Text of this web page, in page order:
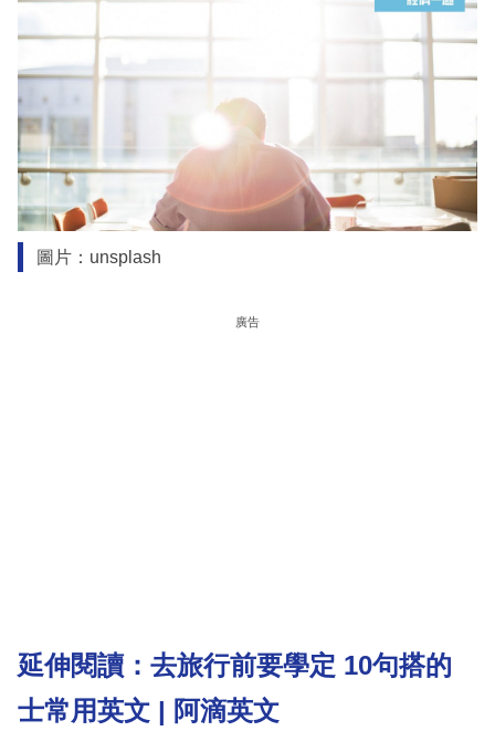
圖片：unsplash
廣告
延伸閱讀：去旅行前要學定 10句搭的
士常用英文 | 阿滴英文